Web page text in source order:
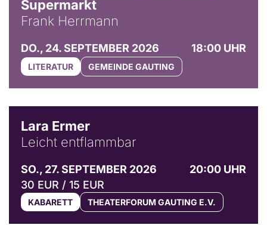
Supermarkt
Frank Herrmann
DO., 24. SEPTEMBER 2026 18:00 UHR
LITERATUR GEMEINDE GAUTING
Lara Ermer
Leicht entflammbar
SO., 27. SEPTEMBER 2026
20:00 UHR
30 EUR / 15 EUR
KABARETT THEATERFORUM GAUTING E.V.